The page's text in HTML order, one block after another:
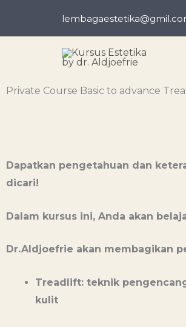
Private Course Basic to advance
Dapatkan pengetahuan dan
dicari!
Dalam kursus ini, Anda akan
Dr.Aldjoefrie akan membagikan
Treadlift: teknik
kulit